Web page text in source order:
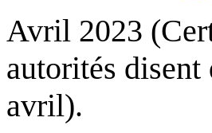
Avril 2023
autorités
avril).